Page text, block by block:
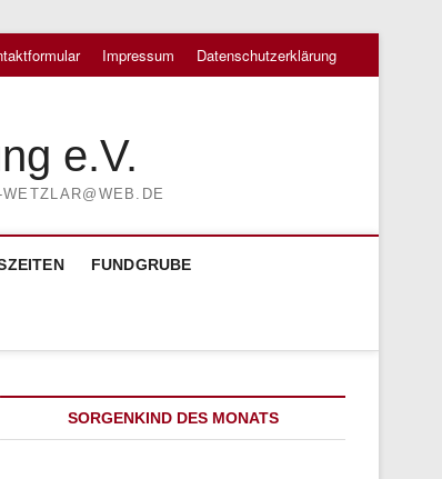
Impressum Datenschutzerklärung
e.V.
FUNDGRUBE
SORGENKIND DES MONATS